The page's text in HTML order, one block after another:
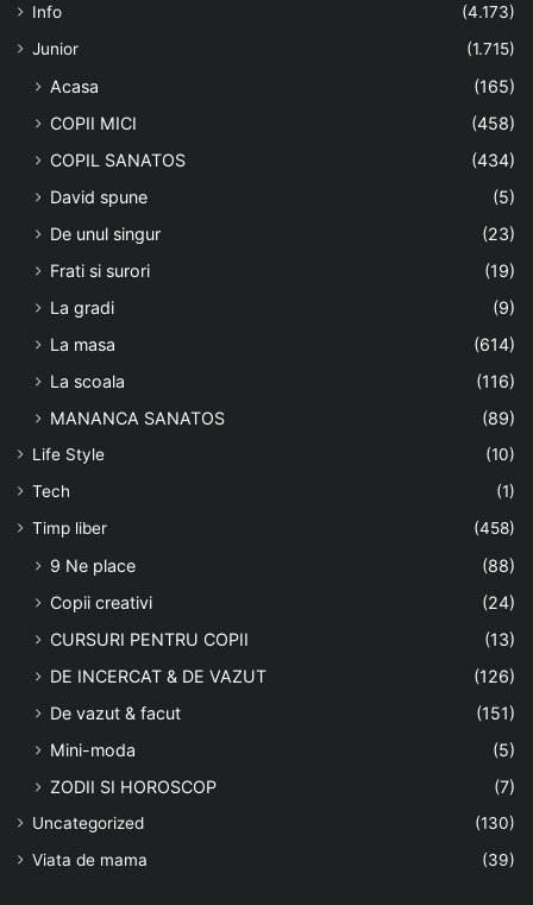
Info
(4.173)
Junior
(1.715)
Acasa
(165)
COPII MICI
(458)
COPIL SANATOS
(434)
David spune
(5)
De unul singur
(23)
Frati si surori
(19)
La gradi
(9)
La masa
(614)
La scoala
(116)
MANANCA SANATOS
(89)
Life Style
(10)
Tech
(1)
Timp liber
(458)
9 Ne place
(88)
Copii creativi
(24)
CURSURI PENTRU COPII
(13)
DE INCERCAT & DE VAZUT
(126)
De vazut & facut
(151)
Mini-moda
(5)
ZODII SI HOROSCOP
(7)
Uncategorized
(130)
Viata de mama
(39)